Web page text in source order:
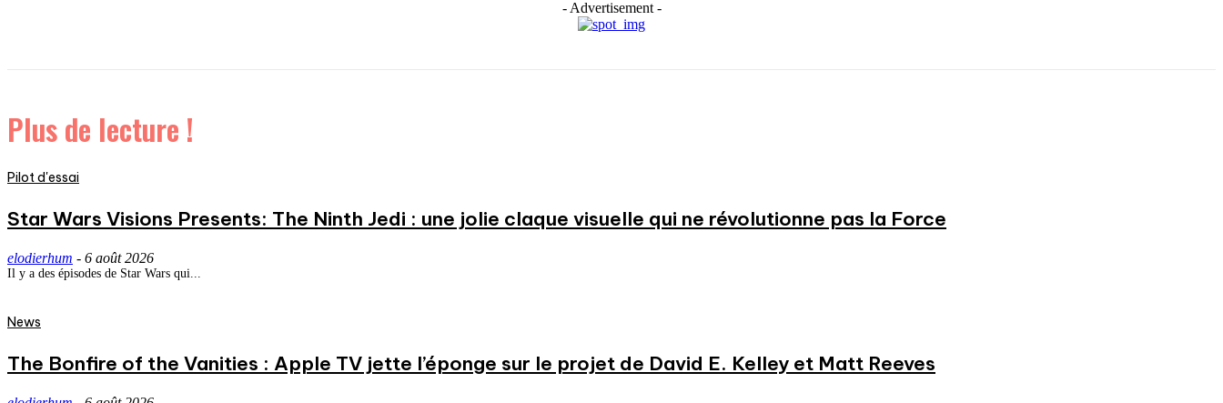
- Advertisement -
Plus de lecture !
Pilot d'essai
Star Wars Visions Presents: The Ninth Jedi : une jolie claque visuelle qui ne révolutionne pas la Force
elodierhum - 6 août 2026
Il y a des épisodes de Star Wars qui...
News
The Bonfire of the Vanities : Apple TV jette l’éponge sur le projet de David E. Kelley et Matt Reeves